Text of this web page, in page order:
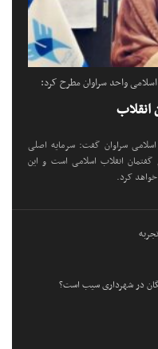
واحد سراوان مطرح کرد:
سراوان گفت: سرمایه اصلی
گفتمان انقلاب اسلامی است و این
خواهد کرد.
در شهرداری سیب است؟